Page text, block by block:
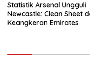
Statistik Arsenal Ungguli
Newcastle: Clean Sheet
Keangkeran Emirates